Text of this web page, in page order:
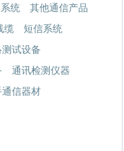
系统
其他通信产品
缆
短信系统
测试设备
通讯检测仪器
通信器材